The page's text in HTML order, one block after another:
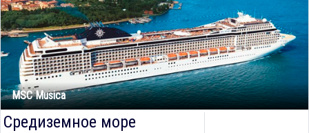
MSC Musica
Средиземное море